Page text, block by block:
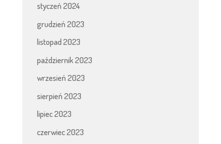
styczeń 2024
grudzień 2023
listopad 2023
październik 2023
wrzesień 2023
sierpień 2023
lipiec 2023
czerwiec 2023